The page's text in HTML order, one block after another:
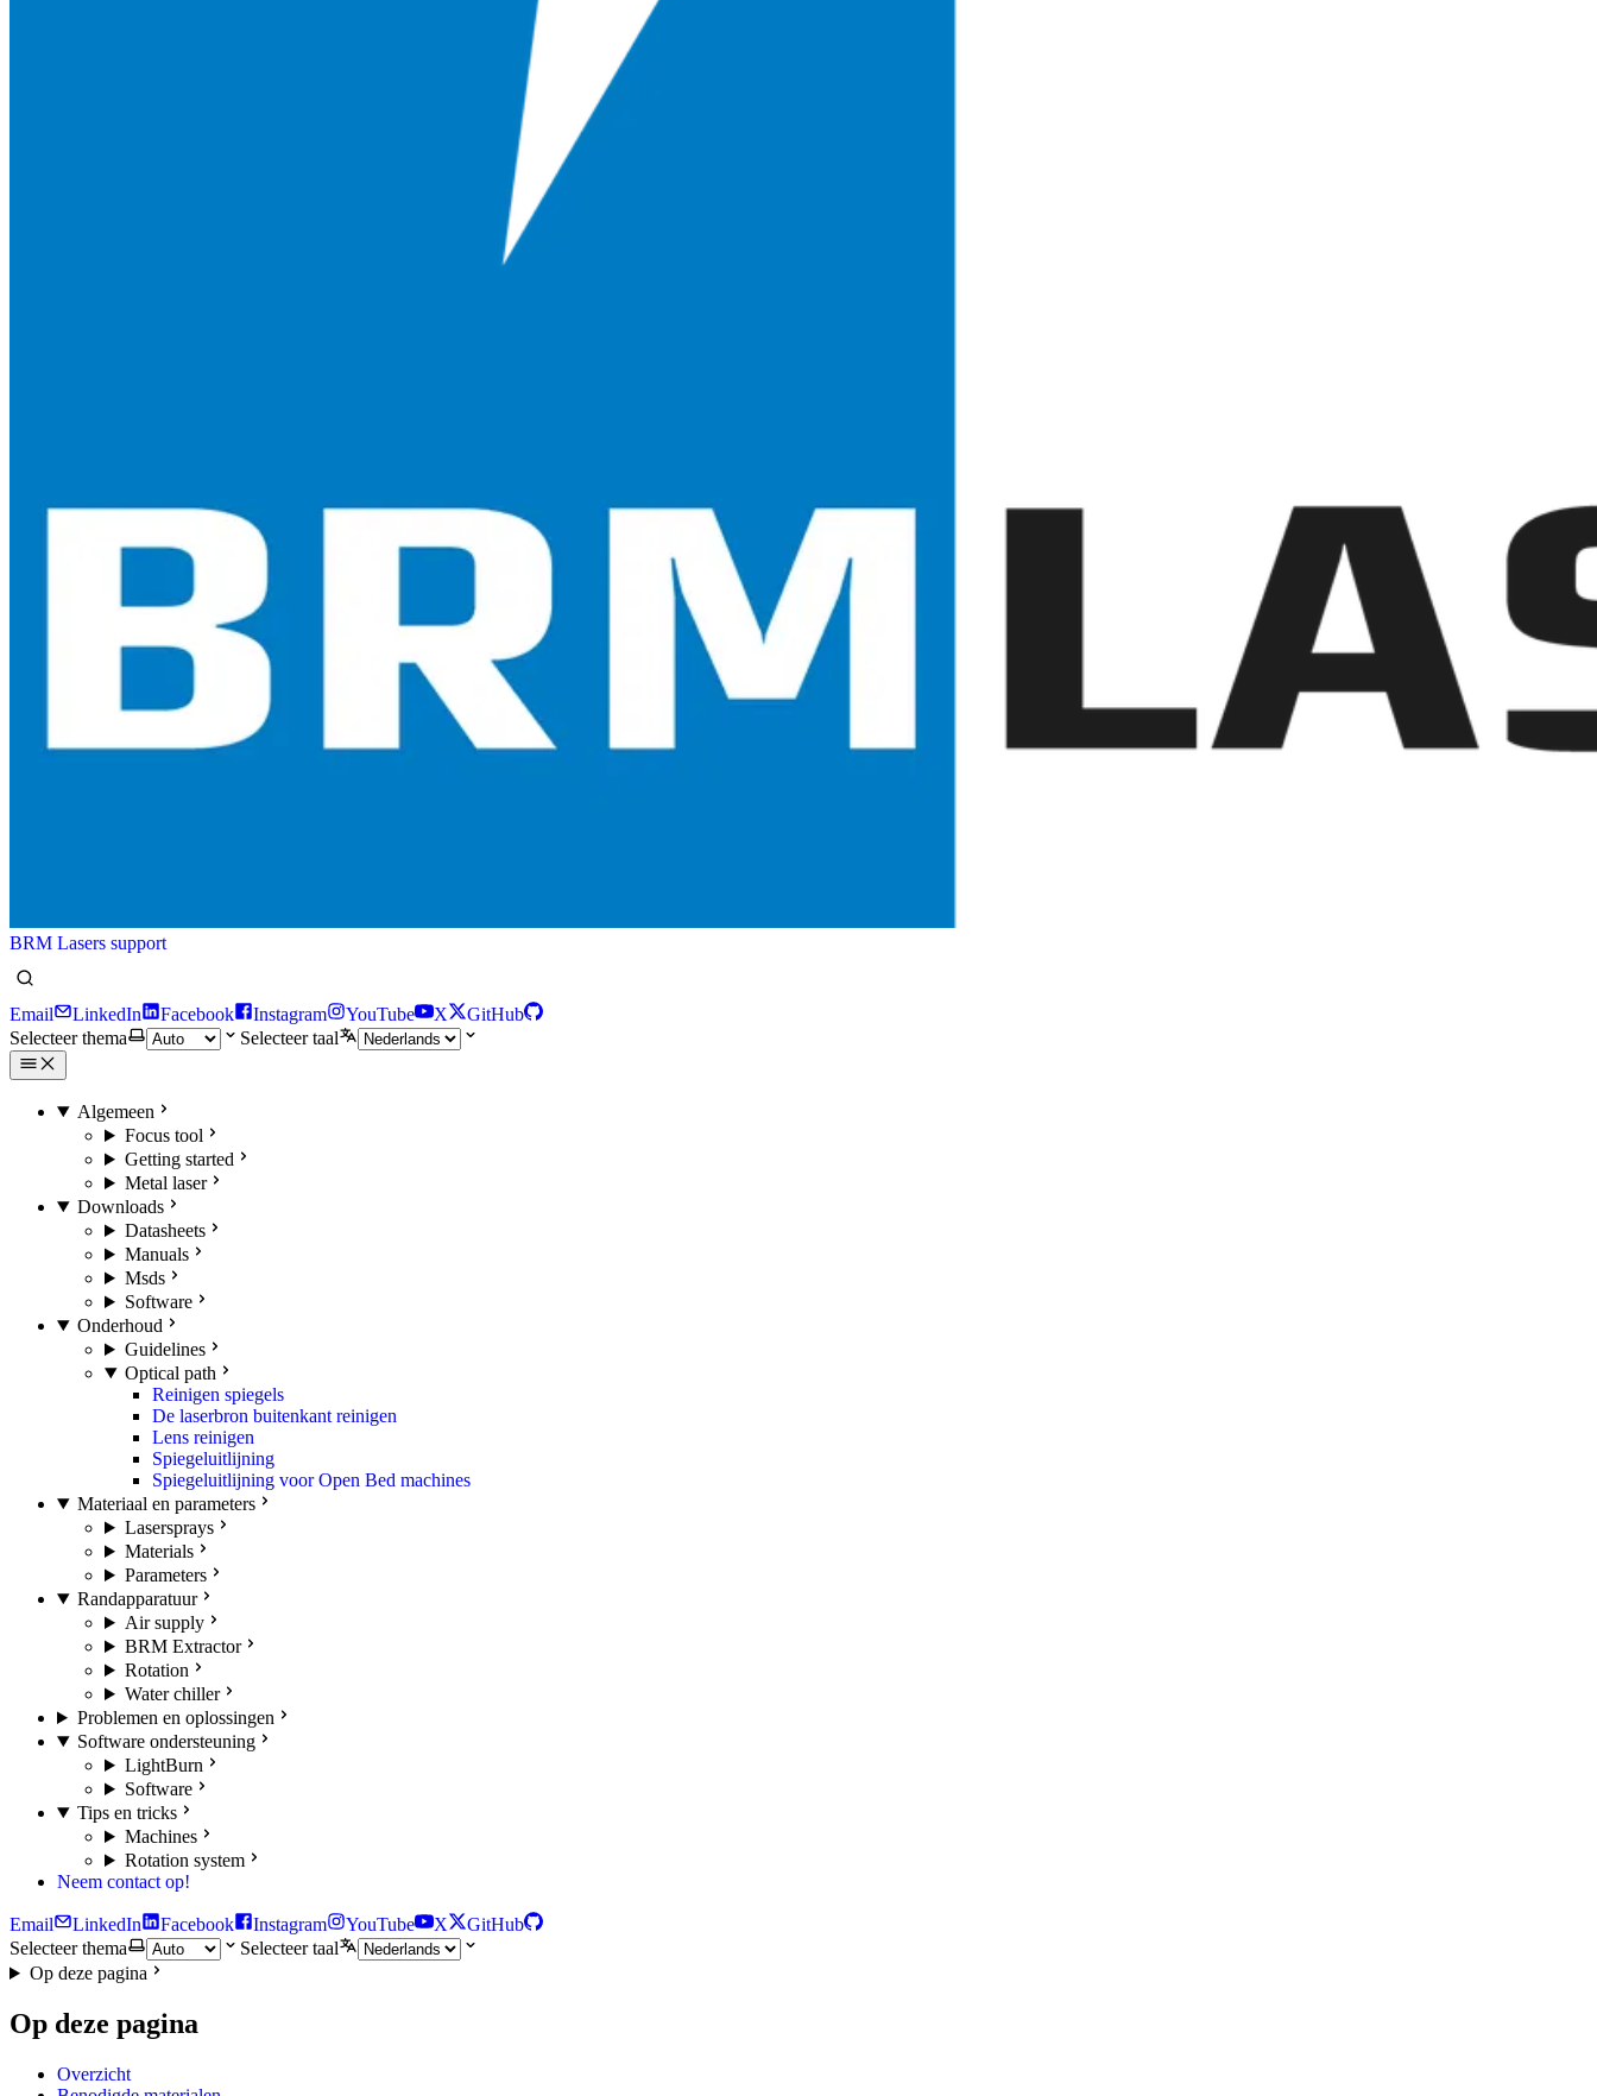
BRM Lasers support
Email LinkedIn Facebook Instagram YouTube X
GitHub
Selecteer thema
Selecteer taal
Algemeen
Focus tool
Getting started
Metal laser
Downloads
Datasheets
Manuals
Msds
Software
Onderhoud
Guidelines
Optical path
Reinigen spiegels
De laserbron buitenkant reinigen
Lens reinigen
Spiegeluitlijning
Spiegeluitlijning voor Open Bed machines
Materiaal en parameters
Lasersprays
Materials
Parameters
Randapparatuur
Air supply
BRM Extractor
Rotation
Water chiller
Problemen en oplossingen
Software ondersteuning
LightBurn
Software
Tips en tricks
Machines
Rotation system
Neem contact op!
Email LinkedIn Facebook Instagram YouTube X
GitHub
Selecteer thema
Selecteer taal
Op deze pagina
Op deze pagina
Overzicht